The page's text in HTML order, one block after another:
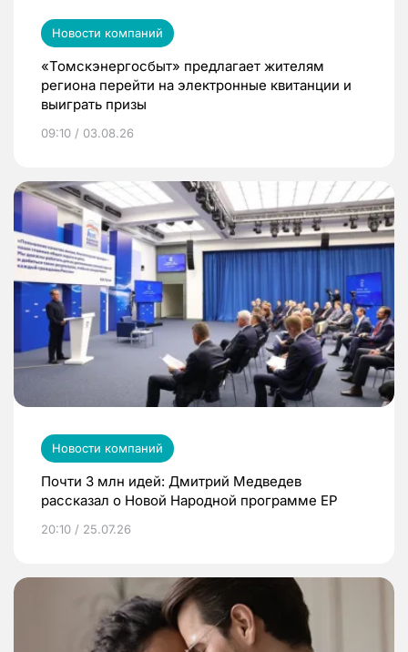
Новости компаний
«Томскэнергосбыт» предлагает жителям
региона перейти на электронные квитанции и
выиграть призы
09:10 / 03.08.26
Новости компаний
Почти 3 млн идей: Дмитрий Медведев
рассказал о Новой Народной программе ЕР
20:10 / 25.07.26